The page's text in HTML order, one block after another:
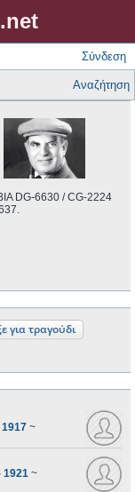
Σύνδεση
Αναζήτηση
DG-6630 / CG-2224
~
1921 ~